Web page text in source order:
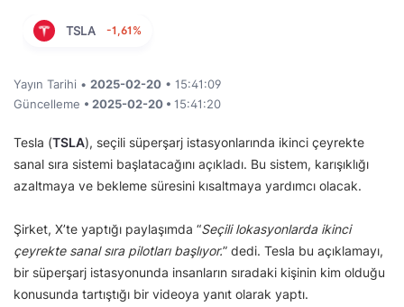
TSLA -1,61%
Yayın Tarihi • 2025-02-20 • 15:41:09
Güncelleme • 2025-02-20 • 15:41:20
Tesla (TSLA), seçili süperşarj istasyonlarında ikinci çeyrekte
sanal sıra sistemi başlatacağını açıkladı. Bu sistem, karışıklığı
azaltmaya ve bekleme süresini kısaltmaya yardımcı olacak.
Şirket, X’te yaptığı paylaşımda “Seçili lokasyonlarda ikinci
çeyrekte sanal sıra pilotları başlıyor.” dedi. Tesla bu açıklamayı,
bir süperşarj istasyonunda insanların sıradaki kişinin kim olduğu
konusunda tartıştığı bir videoya yanıt olarak yaptı.